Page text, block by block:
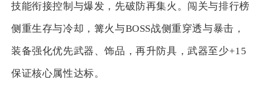
技能衔接控制与爆发，先破防再集火。闯关与排行榜
侧重生存与冷却，篝火与BOSS战侧重穿透与暴击，
装备强化优先武器、饰品，再升防具，武器至少+15
保证核心属性达标。